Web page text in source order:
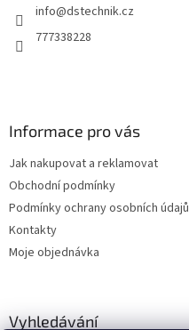
info@dstechnik.cz
777338228
Informace pro vás
Jak nakupovat a reklamovat
Obchodní podmínky
Podmínky ochrany osobních údajů
Kontakty
Moje objednávka
Vyhledávání